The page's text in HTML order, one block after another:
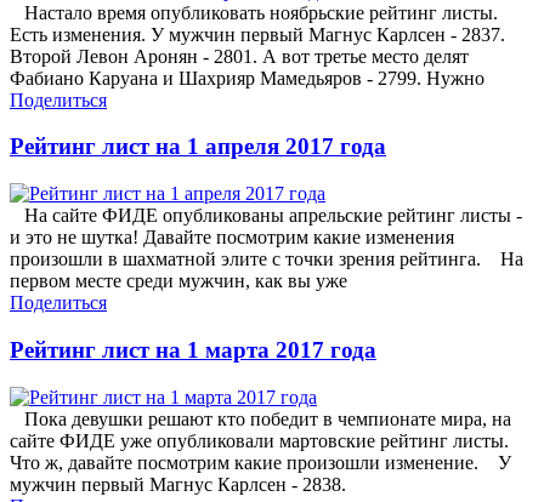
Настало время опубликовать ноябрьские рейтинг листы.
Есть изменения. У мужчин первый Магнус Карлсен - 2837.
Второй Левон Аронян - 2801. А вот третье место делят
Фабиано Каруана и Шахрияр Мамедьяров - 2799. Нужно
Поделиться
Рейтинг лист на 1 апреля 2017 года
На сайте ФИДЕ опубликованы апрельские рейтинг листы -
и это не шутка! Давайте посмотрим какие изменения
произошли в шахматной элите с точки зрения рейтинга. На
первом месте среди мужчин, как вы уже
Поделиться
Рейтинг лист на 1 марта 2017 года
Пока девушки решают кто победит в чемпионате мира, на
сайте ФИДЕ уже опубликовали мартовские рейтинг листы.
Что ж, давайте посмотрим какие произошли изменение. У
мужчин первый Магнус Карлсен - 2838.